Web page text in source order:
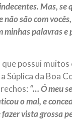
Mas, se
são com
minhas palavras
possui muitos
Súplica da Boa
“… Ó meu
o mal, e
vista grossa